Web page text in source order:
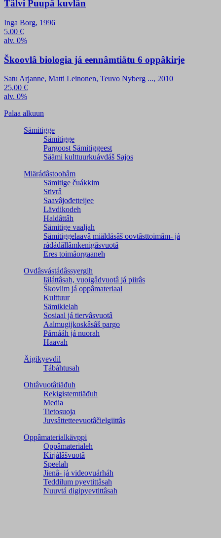
Tälvi Puupâ kuvlân
Inga Borg, 1996
5,00 €
alv. 0%
Škoovlâ biologia já eennâmtiätu 6 oppâkirje
Satu Arjanne, Matti Leinonen, Teuvo Nyberg ..., 2010
25,00 €
alv. 0%
Palaa alkuun
Sämitigge
Sämitigge
Pargoost Sämitiggeest
Säämi kulttuurkuávdáš Sajos
Miärádâstoohâm
Sämitige čuákkim
Stivrâ
Saavâjođetteijee
Lävdikodeh
Haldâttâh
Sämitige vaaljah
Sämitiggelaavâ miäldásâš oovtâsttoimâm- já
ráđádâllâmkenigâsvuotâ
Eres toimâorgaaneh
Ovdâsvástádâssyergih
Iäláttâsah, vuoigâdvuotâ já piirâs
Škovlim já oppâmateriaal
Kulttuur
Sämikielah
Sosiaal já tiervâsvuotâ
Aalmugijkoskâsâš pargo
Párnááh já nuorah
Haavah
Äigikyevdil
Tábáhtusah
Ohtâvuotâtiäđuh
Rekigistemtiäđuh
Media
Tietosuoja
Juvsâttetteevuotâčielgiittâs
Oppâmaterialkävppi
Oppâmaterialeh
Kirjálâšvuotâ
Speelah
Jienâ- já videovuárháh
Teddilum pyevtittâsah
Nuuvtá digipyevtittâsah